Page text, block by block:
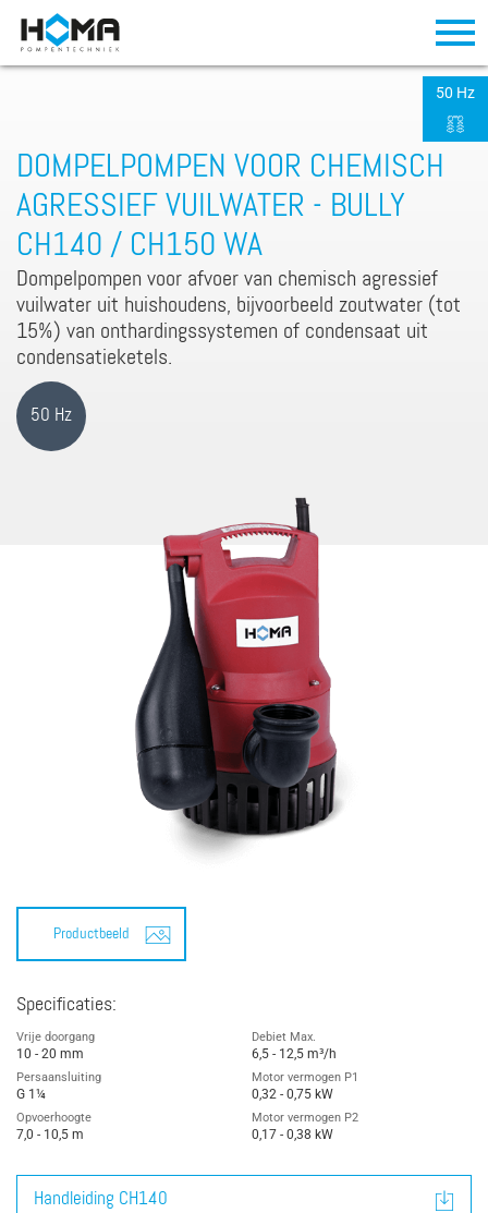
DOMPELPOMPEN VOOR CHEMISCH
AGRESSIEF VUILWATER - BULLY
CH140 / CH150 WA
Dompelpompen voor afvoer van chemisch agressief
vuilwater uit huishoudens, bijvoorbeeld zoutwater (tot
15%) van onthardingssystemen of condensaat uit
condensatieketels.
50 Hz
Productbeeld
Specificaties:
Vrije doorgang
10 - 20 mm
Persaansluiting
G 1¼
Opvoerhoogte
7,0 - 10,5 m
Debiet Max.
6,5 - 12,5 m³/h
Motor vermogen P1
0,32 - 0,75 kW
Motor vermogen P2
0,17 - 0,38 kW
Handleiding CH140
50 Hz